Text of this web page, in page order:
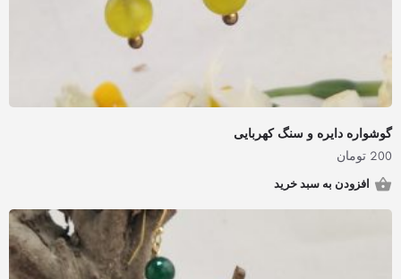
گوشواره دایره و سنگ کهربایی
200 تومان
افزودن به سبد خرید